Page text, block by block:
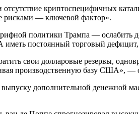
отсутствие криптоспецифичных
рисками — ключевой фактор».
политики Трампа — ослабить
постоянный торговый
свои долларовые резервы,
производственную базу США», —
дополнительной денежной